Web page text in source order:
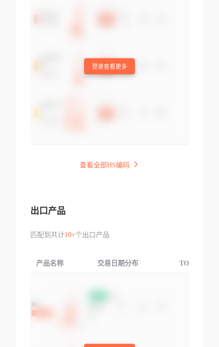
登录查看更多
查看全部HS编码
出口产品
匹配到共计10+个出口产品
产品名称 交易日期分布 TOP3交易国